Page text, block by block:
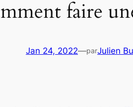
faire
Jan 24, 2022—parJulien